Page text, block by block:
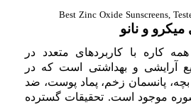
و نانو
کاره با کاربردهای متعدد در
آرایشی و بهداشتی است که در
بچه، پانسمان زخم، پماد پوست، ضد
موجود است. تحقیقات گسترده